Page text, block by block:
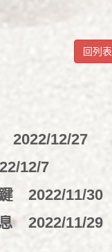
回列表
2022/12/27
12/7
鍵 2022/11/30
息 2022/11/29